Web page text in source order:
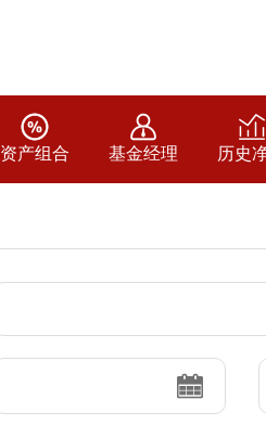
资产组合 基金经理 历史